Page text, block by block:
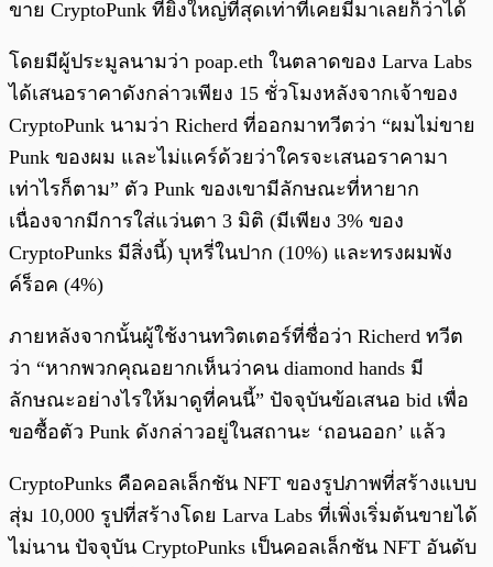
ขาย CryptoPunk ที่ยิ่งใหญ่ที่สุดเท่าที่เคยมีมาเลยก็ว่าได้
โดยมีผู้ประมูลนามว่า poap.eth ในตลาดของ Larva Labs
ได้เสนอราคาดังกล่าวเพียง 15 ชั่วโมงหลังจากเจ้าของ
CryptoPunk นามว่า Richerd ที่ออกมาทวีตว่า “ผมไม่ขาย
Punk ของผม และไม่แคร์ด้วยว่าใครจะเสนอราคามา
เท่าไรก็ตาม” ตัว Punk ของเขามีลักษณะที่หายาก
เนื่องจากมีการใส่แว่นตา 3 มิติ (มีเพียง 3% ของ
CryptoPunks มีสิ่งนี้) บุหรี่ในปาก (10%) และทรงผมพัง
ค์ร็อค (4%)
ภายหลังจากนั้นผู้ใช้งานทวิตเตอร์ที่ชื่อว่า Richerd ทวีต
ว่า “หากพวกคุณอยากเห็นว่าคน diamond hands มี
ลักษณะอย่างไรให้มาดูที่คนนี้” ปัจจุบันข้อเสนอ bid เพื่อ
ขอซื้อตัว Punk ดังกล่าวอยู่ในสถานะ ‘ถอนออก’ แล้ว
CryptoPunks คือคอลเล็กชัน NFT ของรูปภาพที่สร้างแบบ
สุ่ม 10,000 รูปที่สร้างโดย Larva Labs ที่เพิ่งเริ่มต้นขายได้
ไม่นาน ปัจจุบัน CryptoPunks เป็นคอลเล็กชัน NFT อันดับ